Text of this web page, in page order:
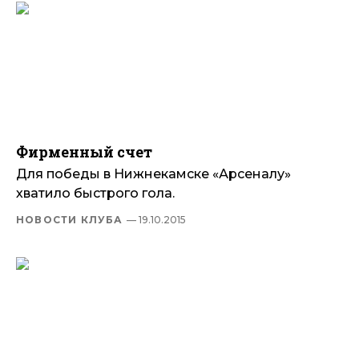
Фирменный счет
Для победы в Нижнекамске «Арсеналу»
хватило быстрого гола.
НОВОСТИ КЛУБА — 19.10.2015